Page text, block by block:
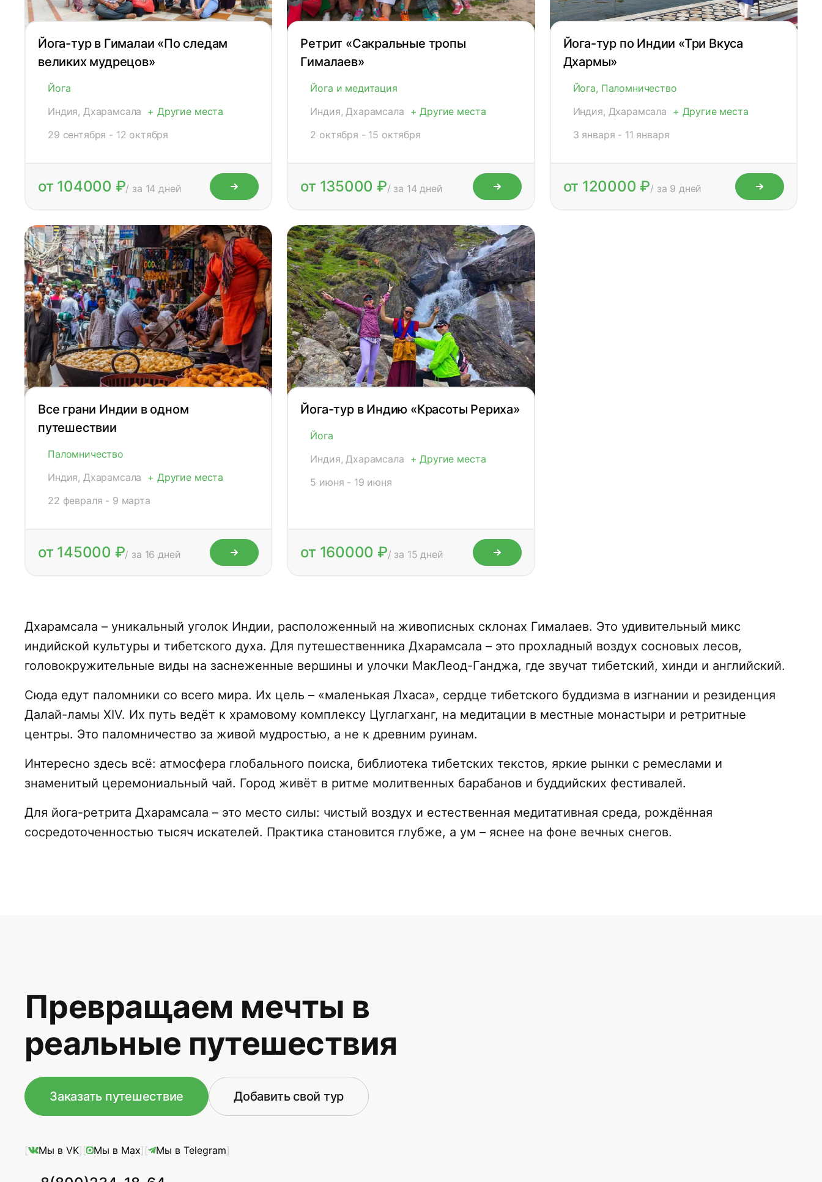
Йога-тур в Гималаи «По следам
великих мудрецов»
Йога
Индия, Дхарамсала + Другие места
29 сентября - 12 октября
от 104000 ₽/ за 14 дней
Ретрит «Сакральные тропы
Гималаев»
Йога и медитация
Индия, Дхарамсала + Другие места
2 октября - 15 октября
от 135000 ₽/ за 14 дней
Йога-тур по Индии «Три Вкуса
Дхармы»
Йога, Паломничество
Индия, Дхарамсала + Другие места
3 января - 11 января
от 120000 ₽/ за 9 дней
Все грани Индии в одном
путешествии
Паломничество
Индия, Дхарамсала + Другие места
22 февраля - 9 марта
от 145000 ₽/ за 16 дней
Йога-тур в Индию «Красоты Рериха»
Йога
Индия, Дхарамсала + Другие места
5 июня - 19 июня
от 160000 ₽/ за 15 дней
Дхарамсала – уникальный уголок Индии, расположенный на живописных склонах Гималаев. Это удивительный микс
индийской культуры и тибетского духа. Для путешественника Дхарамсала – это прохладный воздух сосновых лесов,
головокружительные виды на заснеженные вершины и улочки МакЛеод-Ганджа, где звучат тибетский, хинди и английский.
Сюда едут паломники со всего мира. Их цель – «маленькая Лхаса», сердце тибетского буддизма в изгнании и резиденция
Далай-ламы XIV. Их путь ведёт к храмовому комплексу Цуглагханг, на медитации в местные монастыри и ретритные
центры. Это паломничество за живой мудростью, а не к древним руинам.
Интересно здесь всё: атмосфера глобального поиска, библиотека тибетских текстов, яркие рынки с ремеслами и
знаменитый церемониальный чай. Город живёт в ритме молитвенных барабанов и буддийских фестивалей.
Для йога-ретрита Дхарамсала – это место силы: чистый воздух и естественная медитативная среда, рождённая
сосредоточенностью тысяч искателей. Практика становится глубже, а ум – яснее на фоне вечных снегов.
Превращаем мечты в
реальные путешествия
Заказать путешествие Добавить свой тур
Мы в VK Мы в Max Мы в Telegram